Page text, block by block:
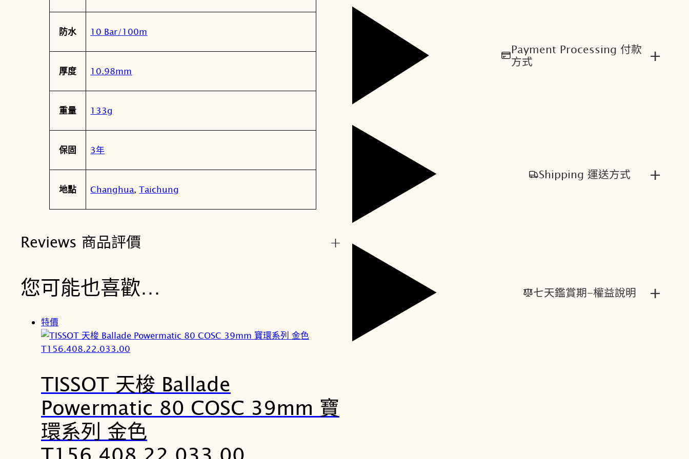
防水 10 Bar/100m
厚度 10.98mm
重量 133g
保固 3年
地點 Changhua,Taichung
Reviews 商品評價 +
您可能也喜歡…
特價
TISSOT 天梭 Ballade
Powermatic 80 COSC 39mm 寶
環系列 金色
Payment Processing 付款
方式
+
Shipping 運送方式 +
七天鑑賞期-權益說明 +